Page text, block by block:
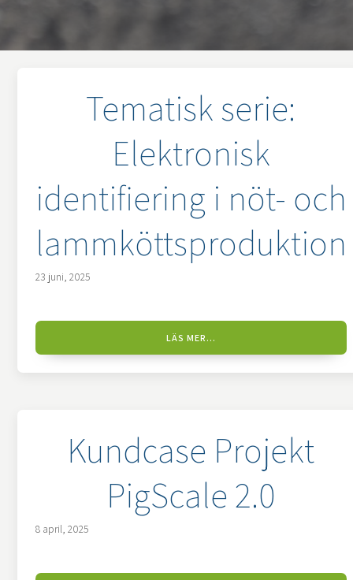
Tematisk serie:
Elektronisk
identifiering i nöt- och
lammköttsproduktion
23 juni, 2025
LÄS MER...
Kundcase Projekt
PigScale 2.0
8 april, 2025